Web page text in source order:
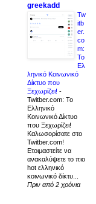
greekadd
Tw
itb
er.
co
m:
Το
Ελ
ληνικό Κοινωνικό
Δίκτυο που
Ξεχωρίζει! -
Twitber.com: Το
Ελληνικό
Κοινωνικό Δίκτυο
που Ξεχωρίζει!
Καλωσορίσατε στο
Twitber.com!
Ετοιμαστείτε να
ανακαλύψετε το πιο
hot ελληνικό
κοινωνικό δίκτυ...
Πριν από 2 χρόνια